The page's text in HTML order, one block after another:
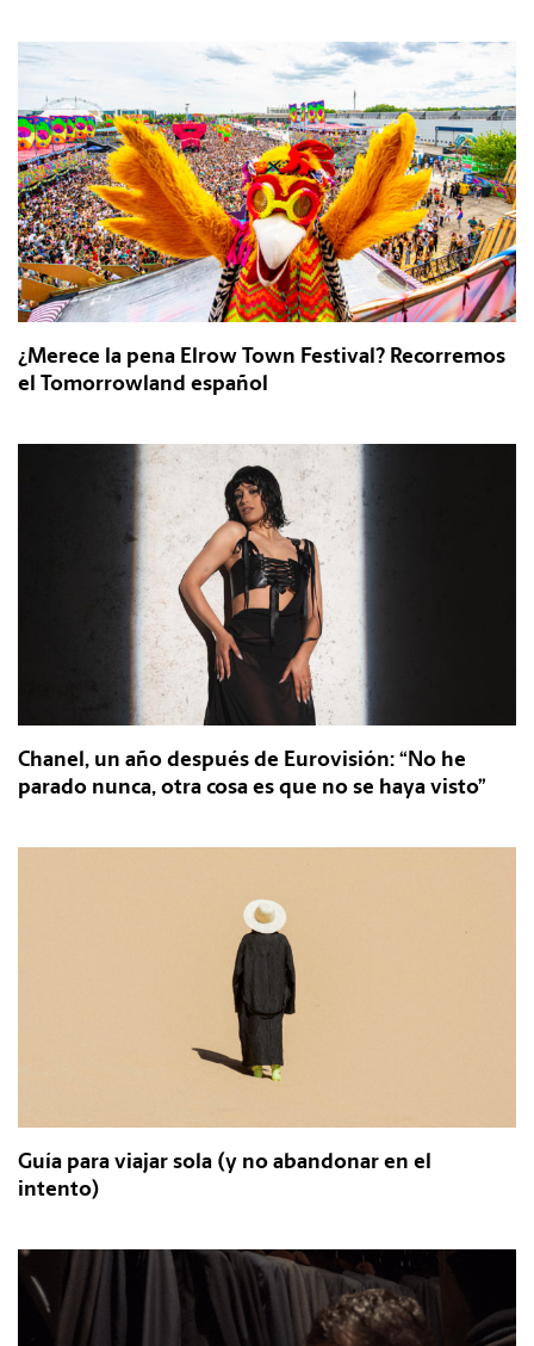
¿Merece la pena Elrow Town Festival? Recorremos
el Tomorrowland español
Chanel, un año después de Eurovisión: “No he
parado nunca, otra cosa es que no se haya visto”
Guía para viajar sola (y no abandonar en el
intento)